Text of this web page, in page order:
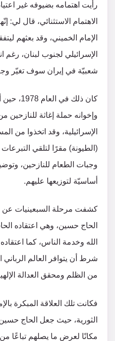
رأيت اهتمامه بضيوفه غير
الاهتمام الاستثنائي، قال
الإمام الخميني، وقد بعثهم
الإسرائيلي لجنوب لبنان، رغم
شعبيّة في إيران سوف تغيّر
كان ذلك
وإخوانه حملة إغاثة للنازحين
الإسرائيلية، وقد اتخذوا من
(الطيونة) مقرًا لتلقي التبرعات
وجبات الطعام للنازحين،
أساسيّة لتوزيعها عليهم.
كشفت مرحلة السبعينيات
الحاج حسين، وهي اعتقاده
الله وخدمة الناس، كما
شرط أن يتوافر العالم الرباني
من الظلم ومحقق العدالة
فكانت تلك العلاقة المبكرة
الثورية، حيث جعل الحاج
مكانًا لعرض ما يصلهم تباعًا